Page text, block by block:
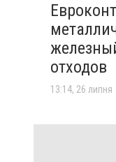
отходов
13:14, 26 липня